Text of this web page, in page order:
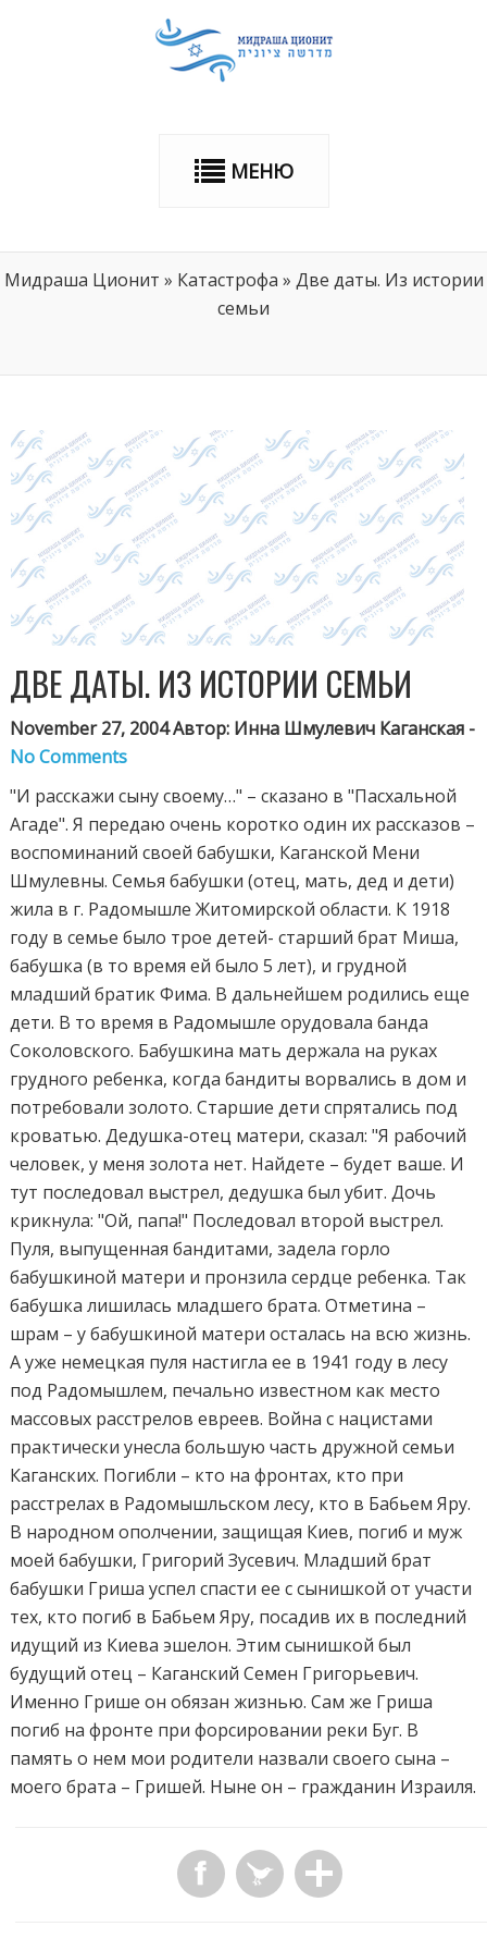
МЕНЮ
Мидраша Ционит » Катастрофа » Две даты. Из истории
семьи
ДВЕ ДАТЫ. ИЗ ИСТОРИИ СЕМЬИ
November 27, 2004 Автор: Инна Шмулевич Каганская -
No Comments
"И расскажи сыну своему…" – сказано в "Пасхальной
Агаде". Я передаю очень коротко один их рассказов –
воспоминаний своей бабушки, Каганской Мени
Шмулевны. Семья бабушки (отец, мать, дед и дети)
жила в г. Радомышле Житомирской области. К 1918
году в семье было трое детей- старший брат Миша,
бабушка (в то время ей было 5 лет), и грудной
младший братик Фима. В дальнейшем родились еще
дети. В то время в Радомышле орудовала банда
Соколовского. Бабушкина мать держала на руках
грудного ребенка, когда бандиты ворвались в дом и
потребовали золото. Старшие дети спрятались под
кроватью. Дедушка-отец матери, сказал: "Я рабочий
человек, у меня золота нет. Найдете – будет ваше. И
тут последовал выстрел, дедушка был убит. Дочь
крикнула: "Ой, папа!" Последовал второй выстрел.
Пуля, выпущенная бандитами, задела горло
бабушкиной матери и пронзила сердце ребенка. Так
бабушка лишилась младшего брата. Отметина –
шрам – у бабушкиной матери осталась на всю жизнь.
А уже немецкая пуля настигла ее в 1941 году в лесу
под Радомышлем, печально известном как место
массовых расстрелов евреев. Война с нацистами
практически унесла большую часть дружной семьи
Каганских. Погибли – кто на фронтах, кто при
расстрелах в Радомышльском лесу, кто в Бабьем Яру.
В народном ополчении, защищая Киев, погиб и муж
моей бабушки, Григорий Зусевич. Младший брат
бабушки Гриша успел спасти ее с сынишкой от участи
тех, кто погиб в Бабьем Яру, посадив их в последний
идущий из Киева эшелон. Этим сынишкой был
будущий отец – Каганский Семен Григорьевич.
Именно Грише он обязан жизнью. Сам же Гриша
погиб на фронте при форсировании реки Буг. В
память о нем мои родители назвали своего сына –
моего брата – Гришей. Ныне он – гражданин Израиля.